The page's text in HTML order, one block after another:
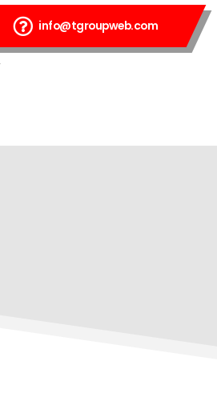
info@tgroupweb.com